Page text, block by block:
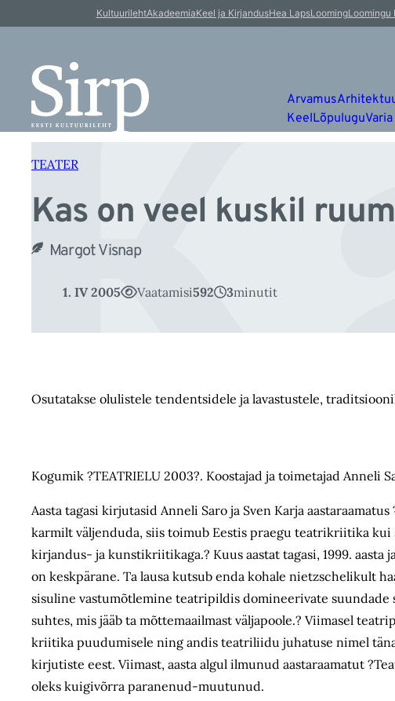
sisu
KultuurilehtAkadeemiaKeel ja KirjandusHea LapsLoomingLoomingu
Arvamus
KeelLõpuluguVaria
TEATER
Kas on veel kuskil
Margot Visnap
1. IV 2005 Vaatamisi592 3minutit
Osutatakse olulistele tendentsidele ja lavastustele,
Kogumik ?TEATRIELU 2003?. Koostajad ja toimetajad Anneli
Aasta tagasi kirjutasid Anneli Saro ja Sven Karja
karmilt väljenduda, siis toimub Eestis praegu teatrikriitika kui
kirjandus- ja kunstikriitikaga.? Kuus aastat tagasi, 1999.
on keskpärane. Ta lausa kutsub enda kohale nietzschelikult
sisuline vastumõtlemine teatripildis domineerivate
suhtes, mis jääb ta mõttemaailmast väljapoole.? Viimasel
kriitika puudumisele ning andis teatriliidu juhatuse nimel
kirjutiste eest. Viimast, aasta algul ilmunud aastaraamatut
oleks kuigivõrra paranenud-muutunud.